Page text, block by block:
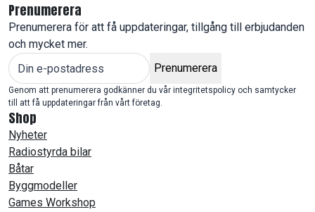
Prenumerera
Prenumerera för att få uppdateringar, tillgång till erbjudanden
och mycket mer.
Prenumerera
Genom att prenumerera godkänner du vår integritetspolicy och samtycker
till att få uppdateringar från vårt företag.
Shop
Nyheter
Radiostyrda bilar
Båtar
Byggmodeller
Games Workshop